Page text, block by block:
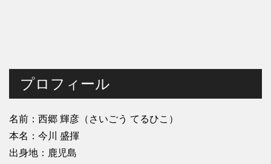
プロフィール
名前：西郷 輝彦（さいごう てるひこ）
本名：今川 盛揮
出身地：鹿児島